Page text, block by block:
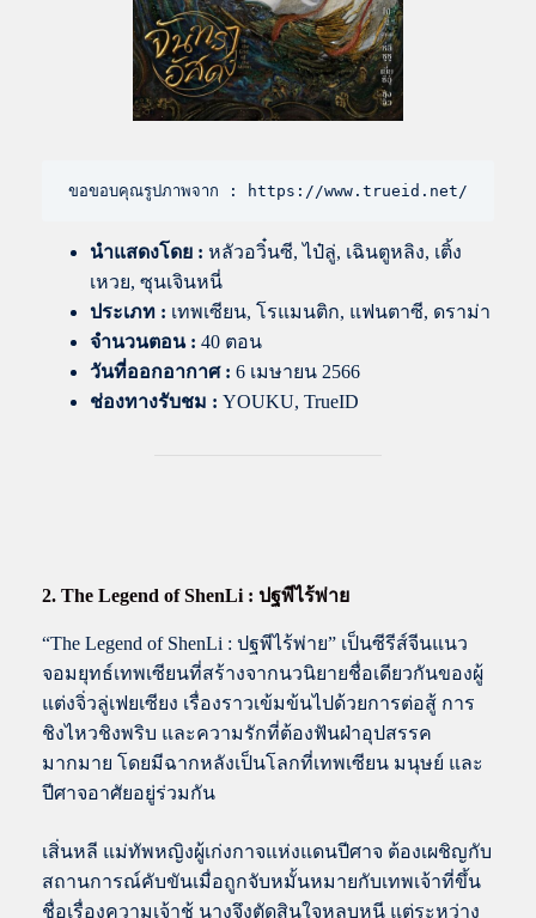
ขอขอบคุณรูปภาพจาก : https://www.trueid.net/
นำแสดงโดย : หลัวอวิ๋นซี, ไป๋ลู่, เฉินตูหลิง, เติ้ง
เหวย, ซุนเจินหนี่
ประเภท : เทพเซียน, โรแมนติก, แฟนตาซี, ดราม่า
จำนวนตอน : 40 ตอน
วันที่ออกอากาศ : 6 เมษายน 2566
ช่องทางรับชม : YOUKU, TrueID
2. The Legend of ShenLi : ปฐพีไร้พ่าย
“The Legend of ShenLi : ปฐพีไร้พ่าย” เป็นซีรีส์จีนแนว
จอมยุทธ์เทพเซียนที่สร้างจากนวนิยายชื่อเดียวกันของผู้
แต่งจิ่วลู่เฟยเซียง เรื่องราวเข้มข้นไปด้วยการต่อสู้ การ
ชิงไหวชิงพริบ และความรักที่ต้องฟันฝ่าอุปสรรค
มากมาย โดยมีฉากหลังเป็นโลกที่เทพเซียน มนุษย์ และ
ปีศาจอาศัยอยู่ร่วมกัน
เสิ่นหลี แม่ทัพหญิงผู้เก่งกาจแห่งแดนปีศาจ ต้องเผชิญกับ
สถานการณ์คับขันเมื่อถูกจับหมั้นหมายกับเทพเจ้าที่ขึ้น
ชื่อเรื่องความเจ้าชู้ นางจึงตัดสินใจหลบหนี แต่ระหว่าง